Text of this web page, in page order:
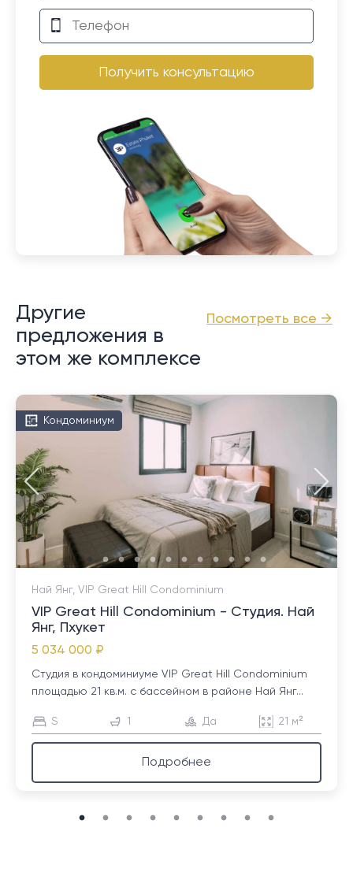
Получить консультацию
Посмотреть все →
Другие
предложения в
этом же комплексе
Кондоминиум
Най Янг, VIP Great Hill Condominium
VIP Great Hill Condominium - Студия. Най
Янг, Пхукет
5 034 000 ₽
Студия в кондоминиуме VIP Great Hill Condominium
площадью 21 кв.м. с бассейном в районе Най Янг...
S 1 Да 21 м²
Подробнее